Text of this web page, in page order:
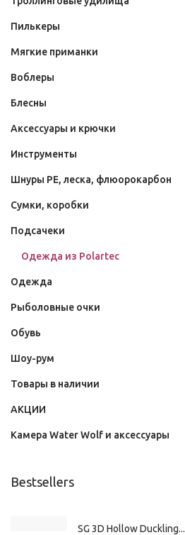
Пилькеры
Мягкие приманки
Воблеры
Блесны
Аксессуары и крючки
Инструменты
Шнуры PE, леска, флюорокарбон
Сумки, коробки
Подсачеки
Одежда из Polartec
Одежда
Рыболовные очки
Обувь
Шоу-рум
Товары в наличии
АКЦИИ
Камера Water Wolf и аксессуары
Bestsellers
SG 3D Hollow Duckling...